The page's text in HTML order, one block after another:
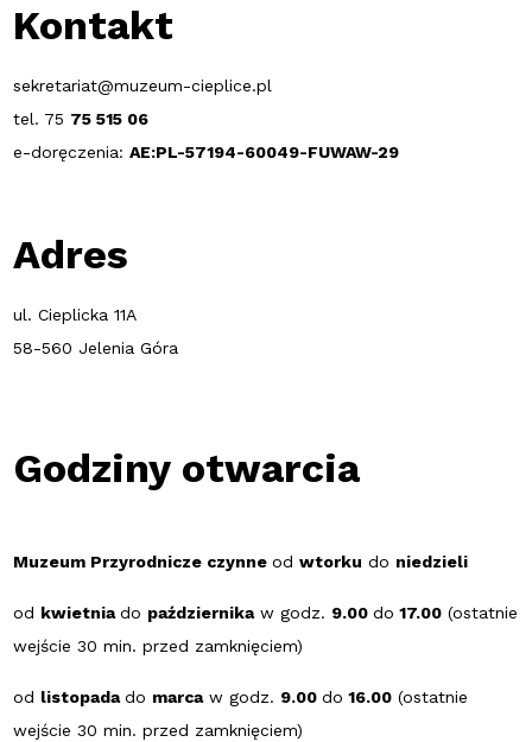
Kontakt
sekretariat@muzeum-cieplice.pl
tel. 75 75 515 06
e-doręczenia:AE:PL-57194-60049-FUWAW-29
Adres
ul. Cieplicka 11A
58-560 Jelenia Góra
Godziny otwarcia
Muzeum Przyrodnicze czynneodwtorku do niedzieli
od kwietniado październikaw godz. 9.00do 17.00 (ostatnie
wejście 30 min. przed zamknięciem)
od listopadado marcaw godz. 9.00do 16.00 (ostatnie
wejście 30 min. przed zamknięciem)